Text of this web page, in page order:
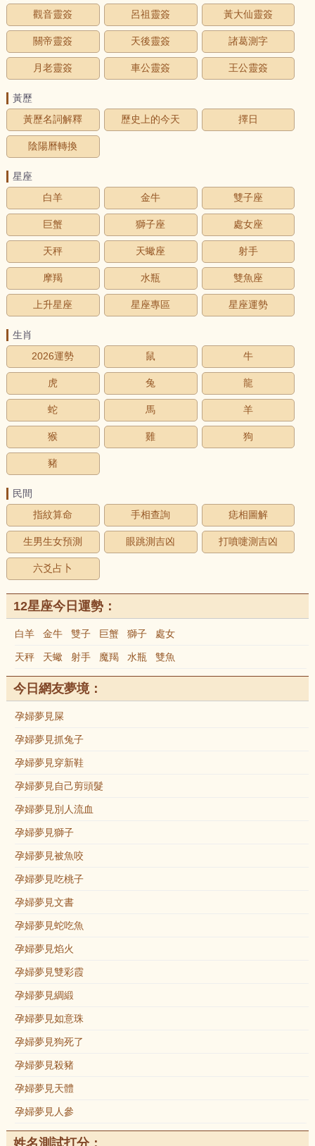
觀音靈簽
呂祖靈簽 黃大仙靈簽
關帝靈簽 天後靈簽 諸葛測字
月老靈簽 車公靈簽 王公靈簽
黃歷
黃歷名詞解釋
歷史上的今天 擇日
陰陽曆轉換
星座
白羊
金牛 雙子座
巨蟹 獅子座 處女座
天秤 天蠍座 射手
摩羯 水瓶 雙魚座
上升星座 星座專區 星座運勢
生肖
2026運勢
鼠 牛
虎 兔 龍
蛇 馬 羊
猴 雞 狗
豬
民間
指紋算命
手相查詢 痣相圖解
生男生女預測 眼跳測吉凶 打噴嚏測吉凶
六爻占卜
12星座今日運勢：
白羊 金牛 雙子 巨蟹 獅子 處女
天秤 天蠍 射手 魔羯 水瓶 雙魚
今日網友夢境：
孕婦夢見屎
孕婦夢見抓兔子
孕婦夢見穿新鞋
孕婦夢見自己剪頭髮
孕婦夢見別人流血
孕婦夢見獅子
孕婦夢見被魚咬
孕婦夢見吃桃子
孕婦夢見文書
孕婦夢見蛇吃魚
孕婦夢見焰火
孕婦夢見雙彩霞
孕婦夢見綢緞
孕婦夢見如意珠
孕婦夢見狗死了
孕婦夢見殺豬
孕婦夢見天體
孕婦夢見人參
姓名測試打分：